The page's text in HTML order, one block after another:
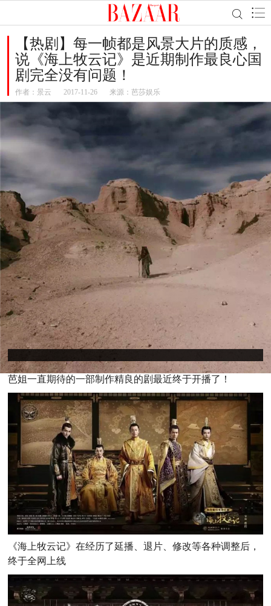
【热剧】每一帧都是风景大片的质感，
说《海上牧云记》是近期制作最良心国
剧完全没有问题！
作者： 景云 2017-11-26 来源：芭莎娱乐
芭姐一直期待的一部制作精良的剧最近终于开播了！
《海上牧云记》在经历了延播、退片、修改等各种调整后，
终于全网上线